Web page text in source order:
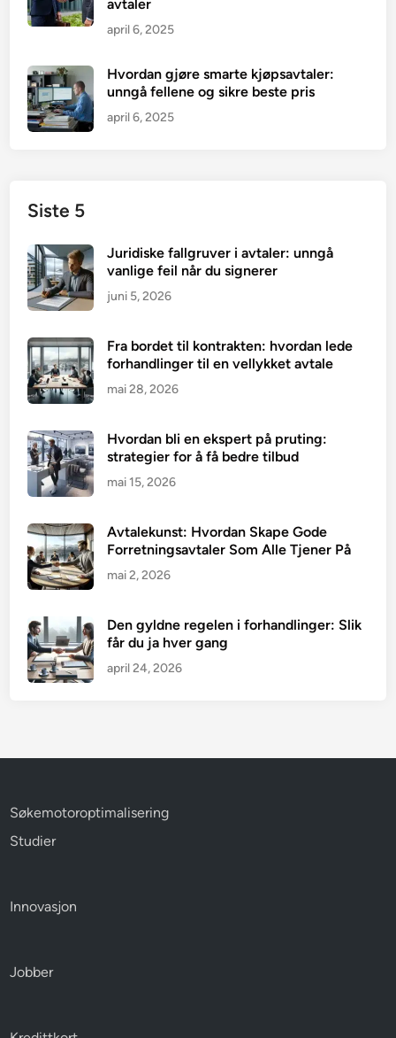
avtaler
april 6, 2025
Hvordan gjøre smarte kjøpsavtaler:
unngå fellene og sikre beste pris
april 6, 2025
Siste 5
Juridiske fallgruver i avtaler: unngå
vanlige feil når du signerer
juni 5, 2026
Fra bordet til kontrakten: hvordan lede
forhandlinger til en vellykket avtale
mai 28, 2026
Hvordan bli en ekspert på pruting:
strategier for å få bedre tilbud
mai 15, 2026
Avtalekunst: Hvordan Skape Gode
Forretningsavtaler Som Alle Tjener På
mai 2, 2026
Den gyldne regelen i forhandlinger: Slik
får du ja hver gang
april 24, 2026
Søkemotoroptimalisering
Studier
Innovasjon
Jobber